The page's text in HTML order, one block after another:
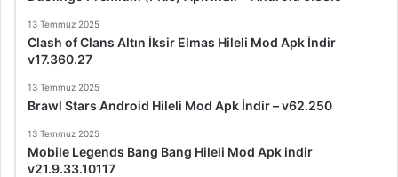
13 Temmuz 2025
Clash of Clans Altın İksir Elmas Hileli Mod Apk İndir
v17.360.27
13 Temmuz 2025
Brawl Stars Android Hileli Mod Apk İndir – v62.250
13 Temmuz 2025
Mobile Legends Bang Bang Hileli Mod Apk indir
v21.9.33.10117